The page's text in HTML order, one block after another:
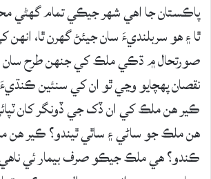
پاڪستان جا اھي شھر جيڪي تمام
ٿا ۽ ھو سربلنديءَ سان جيئڻ گھرن ٿا،
صورتحال ۾ ڌڪي ملڪ کي جنھن طرح سان
نقصان پھچايو وڃي ٿو ان کي سنئين
ڪير ھن ملڪ کي ان ڏک جي ڏونگر کان
ھن ملڪ جو ساڻي ۽ ساٿي ٿيندو؟ ڪير
ڪندو؟ ھي ملڪ جيڪو صرف بيمار ئي